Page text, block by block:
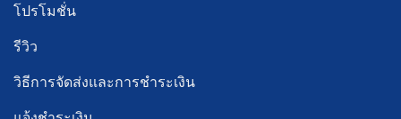
โปรโมชั่น
รีวิว
วิธีการจัดส่งและการชำระเงิน